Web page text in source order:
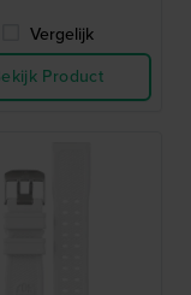
Vergelijk
Product